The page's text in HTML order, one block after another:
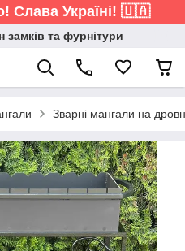
Слава Україні! 🇺🇦
та фурнітури
Зварні мангали на